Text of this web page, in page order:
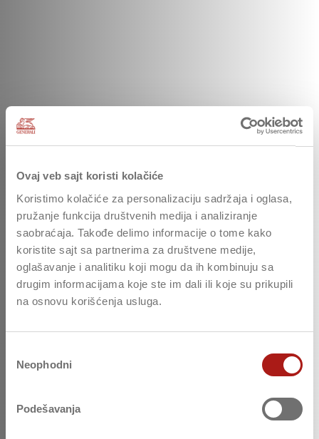
Ovaj veb sajt koristi kolačiće
Koristimo kolačiće za personalizaciju sadržaja i oglasa,
pružanje funkcija društvenih medija i analiziranje
saobraćaja. Takođe delimo informacije o tome kako
koristite sajt sa partnerima za društvene medije,
oglašavanje i analitiku koji mogu da ih kombinuju sa
drugim informacijama koje ste im dali ili koje su prikupili
na osnovu korišćenja usluga.
сагласности
Neophodni
Podešavanja